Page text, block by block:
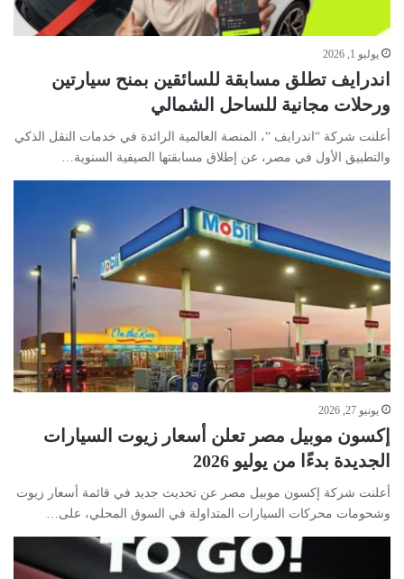
يوليو 1, 2026
اندرايف تطلق مسابقة للسائقين بمنح سيارتين
ورحلات مجانية للساحل الشمالي
أعلنت شركة “اندرايف “، المنصة العالمية الرائدة في خدمات النقل الذكي
والتطبيق الأول في مصر، عن إطلاق مسابقتها الصيفية السنوية…
يونيو 27, 2026
إكسون موبيل مصر تعلن أسعار زيوت السيارات
الجديدة بدءًا من يوليو 2026
أعلنت شركة إكسون موبيل مصر عن تحديث جديد في قائمة أسعار زيوت
وشحومات محركات السيارات المتداولة في السوق المحلي، على…